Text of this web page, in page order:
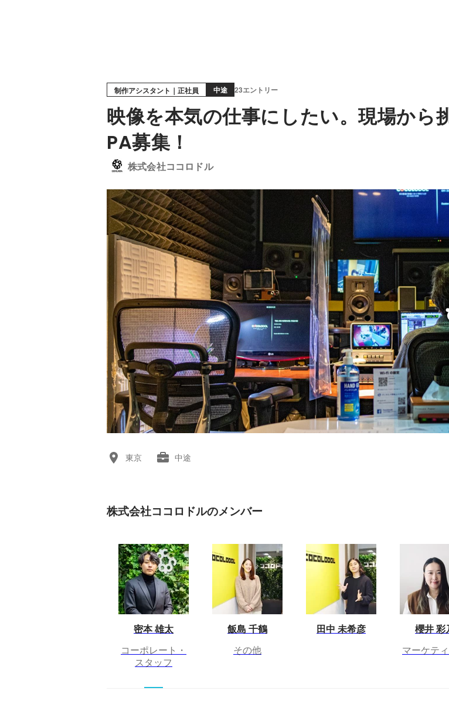
制作アシスタント｜正社員 中途 23エントリー
映像を本気の仕事にしたい。現場から
PA募集！
株式会社ココロドル
東京 中途
株式会社ココロドルのメンバー
密本 雄太
コーポレート・
スタッフ
飯島 千鶴
その他
田中 未希彦 櫻井 彩
マーケテ